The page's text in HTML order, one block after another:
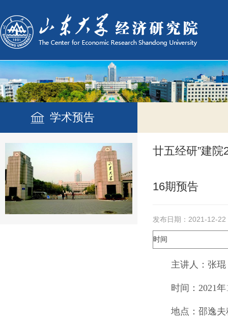
学术预告
廿五经研”建
16期预告
发布日期：2021-12-22
时间
主讲人： 张琨
时间： 2021年
地点： 邵逸